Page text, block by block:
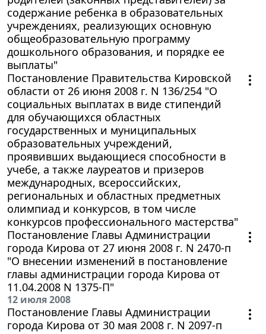
содержание ребенка в образовательных
учреждениях, реализующих основную
общеобразовательную программу
дошкольного образования, и порядке ее
выплаты"
Постановление Правительства Кировской
области от 26 июня 2008 г. N 136/254 "О
социальных выплатах в виде стипендий
для обучающихся областных
государственных и муниципальных
образовательных учреждений,
проявивших выдающиеся способности в
учебе, а также лауреатов и призеров
международных, всероссийских,
региональных и областных предметных
олимпиад и конкурсов, в том числе
конкурсов профессионального мастерства"
Постановление Главы Администрации
города Кирова от 27 июня 2008 г. N 2470-п
"О внесении изменений в постановление
главы администрации города Кирова от
11.04.2008 N 1375-П"
12 июля 2008
Постановление Главы Администрации
города Кирова от 30 мая 2008 г. N 2097-п